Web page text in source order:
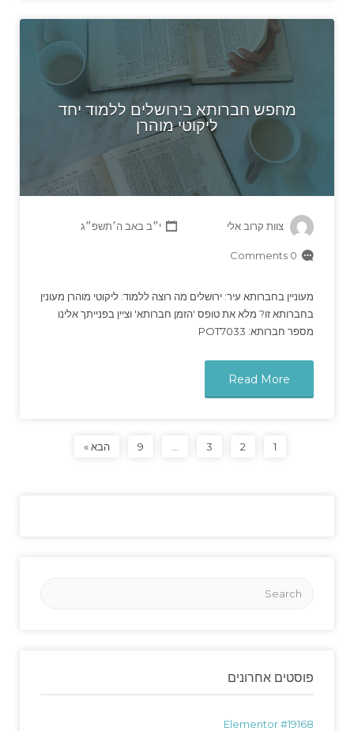
מחפש חברותא בירושלים ללמוד יחד
ליקוטי מוהרן
צוות קרוב אלי י״ב באב ה׳תשפ״ג
0 Comments
מעוניין בחברותא עיר: ירושלים מה רוצה ללמוד: ליקוטי מוהרן מעונין
בחברותא זו? מלא את טופס 'הזמן חברותא' וציין בפנייתך אלינו
מספר חברותא: POT7033
Read More
1
2
3
9 הבא »
פוסטים אחרונים
Elementor #19168